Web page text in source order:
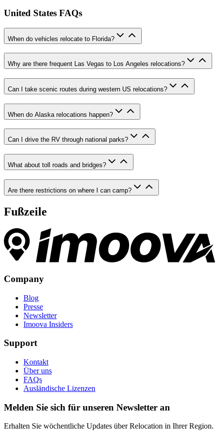
United States FAQs
When do vehicles relocate to Florida?
Why are there frequent Las Vegas to Los Angeles relocations?
Can I take scenic routes during western US relocations?
When do Alaska relocations happen?
Can I drive the RV through national parks?
What about toll roads and bridges?
Are there restrictions on where I can camp?
Fußzeile
Company
Blog
Presse
Newsletter
Imoova Insiders
Support
Kontakt
Über uns
FAQs
Ausländische Lizenzen
Melden Sie sich für unseren Newsletter an
Erhalten Sie wöchentliche Updates über Relocation in Ihrer Region.